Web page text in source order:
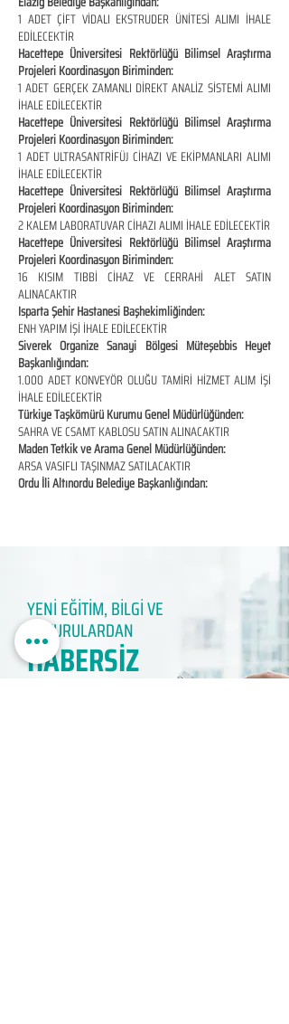
1 ADET ÇİFT VİDALI EKSTRUDER ÜNİTESİ ALIMI İHALE
EDİLECEKTİR
Hacettepe Üniversitesi Rektörlüğü Bilimsel Araştırma
Projeleri Koordinasyon Biriminden:
1 ADET GERÇEK ZAMANLI DİREKT ANALİZ SİSTEMİ ALIMI
İHALE EDİLECEKTİR
Hacettepe Üniversitesi Rektörlüğü Bilimsel Araştırma
Projeleri Koordinasyon Biriminden:
1 ADET ULTRASANTRİFÜJ CİHAZI VE EKİPMANLARI ALIMI
İHALE EDİLECEKTİR
Hacettepe Üniversitesi Rektörlüğü Bilimsel Araştırma
Projeleri Koordinasyon Biriminden:
2 KALEM LABORATUVAR CİHAZI ALIMI İHALE EDİLECEKTİR
Hacettepe Üniversitesi Rektörlüğü Bilimsel Araştırma
Projeleri Koordinasyon Biriminden:
16 KISIM TIBBİ CİHAZ VE CERRAHİ ALET SATIN
ALINACAKTIR
Isparta Şehir Hastanesi Başhekimliğinden:
ENH YAPIM İŞİ İHALE EDİLECEKTİR
Siverek Organize Sanayi Bölgesi Müteşebbis Heyet
Başkanlığından:
1.000 ADET KONVEYÖR OLUĞU TAMİRİ HİZMET ALIM İŞİ
İHALE EDİLECEKTİR
Türkiye Taşkömürü Kurumu Genel Müdürlüğünden:
SAHRA VE CSAMT KABLOSU SATIN ALINACAKTIR
Maden Tetkik ve Arama Genel Müdürlüğünden:
ARSA VASIFLI TAŞINMAZ SATILACAKTIR
Ordu İli Altınordu Belediye Başkanlığından:
YENİ EĞİTİM, BİLGİ VE
DUYURULARDAN
HABERSİZ